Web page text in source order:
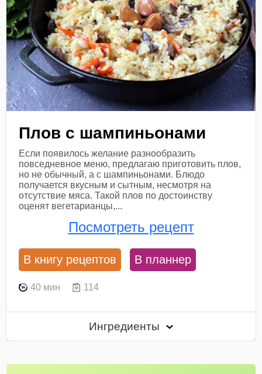
Плов с шампиньонами
Если появилось желание разнообразить
повседневное меню, предлагаю приготовить плов,
но не обычный, а с шампиньонами. Блюдо
получается вкусным и сытным, несмотря на
отсутствие мяса. Такой плов по достоинству
оценят вегетарианцы,...
Посмотреть рецепт
В книгу рецептов В планнер
40 мин 114
Ингредиенты